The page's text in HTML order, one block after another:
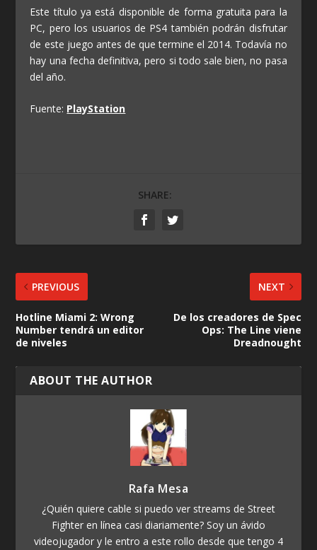
Este título ya está disponible de forma gratuita para la
PC, pero los usuarios de PS4 también podrán disfrutar
de este juego antes de que termine el 2014. Todavía no
hay una fecha definitiva, pero si todo sale bien, no pasa
del año.
Fuente: PlayStation
SHARE:
PREVIOUS
Hotline Miami 2: Wrong
Number tendrá un editor
de niveles
NEXT
De los creadores de Spec
Ops: The Line viene
Dreadnought
ABOUT THE AUTHOR
Rafa Mesa
¿Quién quiere cable si puedo ver streams de Street
Fighter en línea casi diariamente? Soy un ávido
videojugador y le entro a este rollo desde que tengo 4